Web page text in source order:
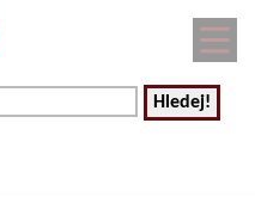
Hledej!